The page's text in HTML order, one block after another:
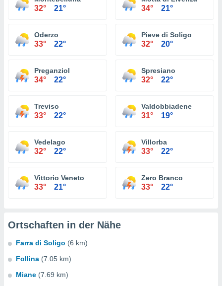
32° 21° 34° 21°
Oderzo
33° 22°
Pieve di Soligo
32° 20°
Preganziol
34° 22°
Spresiano
32° 22°
Treviso
33° 22°
Valdobbiadene
31° 19°
Vedelago
32° 22°
Villorba
33° 22°
Vittorio Veneto
33° 21°
Zero Branco
33° 22°
Ortschaften in der Nähe
Farra di Soligo (6 km)
Follina (7.05 km)
Miane (7.69 km)